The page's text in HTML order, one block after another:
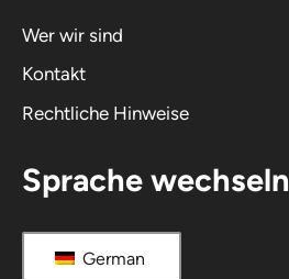
Wer wir sind
Kontakt
Rechtliche Hinweise
Sprache wechseln
German